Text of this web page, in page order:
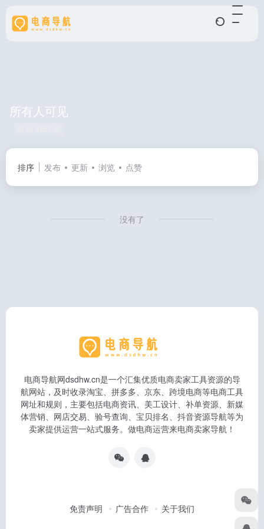
所有人可见
排序 发布 更新 浏览 点赞
没有了
电商导航网dsdhw.cn是一个汇集优质电商卖家工具资源的导
航网站，及时收录淘宝、拼多多、京东、跨境电商等电商工具
网址和规则，主要包括电商资讯、美工设计、补单资源、新媒
体营销、网店交易、验号查询、宝贝排名、抖音资源导航等为
卖家提供运营一站式服务。做电商运营来电商卖家导航！
免责声明 广告合作 关于我们